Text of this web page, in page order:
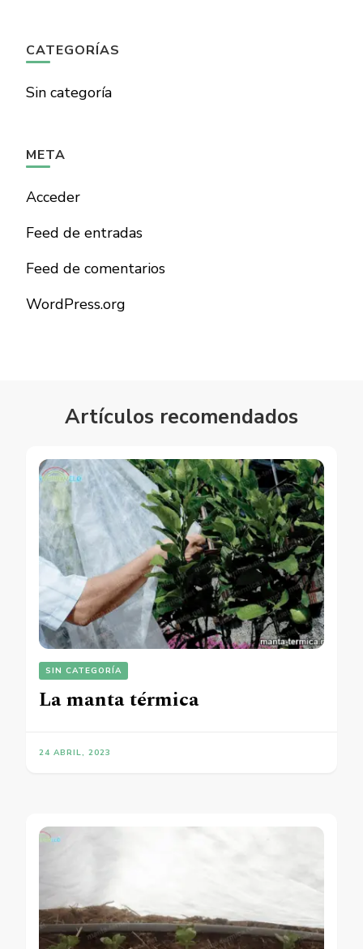
CATEGORÍAS
Sin categoría
META
Acceder
Feed de entradas
Feed de comentarios
WordPress.org
Artículos recomendados
SIN CATEGORÍA
La manta térmica
24 ABRIL, 2023